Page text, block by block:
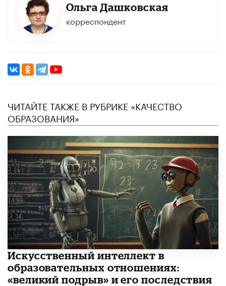
Ольга Дашковская
корреспондент
ЧИТАЙТЕ ТАКЖЕ В РУБРИКЕ «КАЧЕСТВО
ОБРАЗОВАНИЯ»
​Искусственный интеллект в
образовательных отношениях:
«великий подрыв» и его последствия